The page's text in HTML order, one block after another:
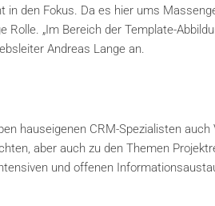
in den Fokus. Da es hier ums
„Im Bereich der Template-
Andreas Lange an.
hauseigenen CRM-Spezialisten
aber auch zu den Themen
und offenen